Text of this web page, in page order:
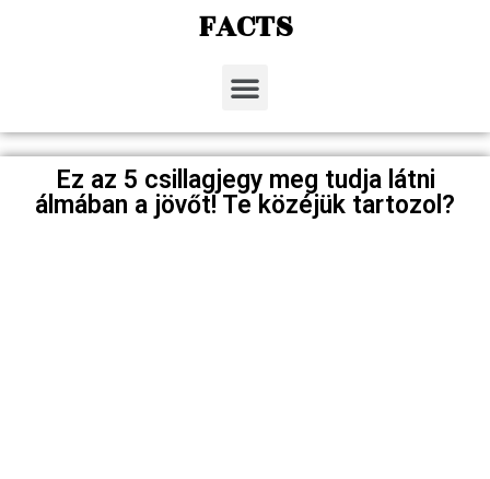
FACTS
Ez az 5 csillagjegy meg tudja látni
álmában a jövőt! Te közéjük tartozol?